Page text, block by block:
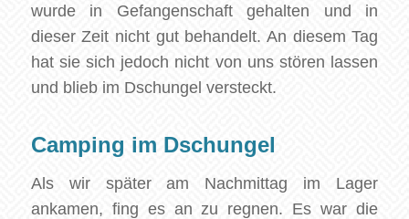
wurde in Gefangenschaft gehalten und in
dieser Zeit nicht gut behandelt. An diesem Tag
hat sie sich jedoch nicht von uns stören lassen
und blieb im Dschungel versteckt.
Camping im Dschungel
Als wir später am Nachmittag im Lager
ankamen, fing es an zu regnen. Es war die